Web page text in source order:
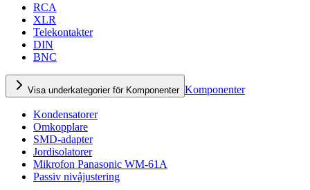
RCA
XLR
Telekontakter
DIN
BNC
Visa underkategorier för Komponenter Komponenter
Kondensatorer
Omkopplare
SMD-adapter
Jordisolatorer
Mikrofon Panasonic WM-61A
Passiv nivåjustering